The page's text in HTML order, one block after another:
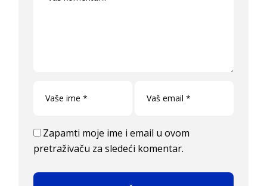
Zapamti moje ime i email u ovom
pretraživaču za sledeći komentar.